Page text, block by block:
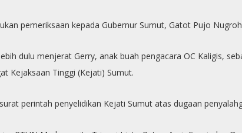
pemeriksaan kepada Gubernur Sumut, Gatot Pujo
dulu menjerat Gerry, anak buah pengacara OC Kaligis,
Kejaksaan Tinggi (Kejati) Sumut.
perintah penyelidikan Kejati Sumut atas dugaan